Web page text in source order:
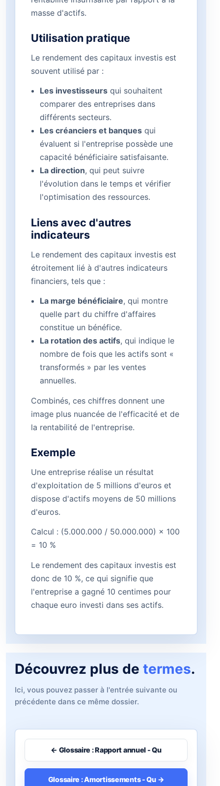
masse d'actifs.
Utilisation pratique
Le rendement des capitaux investis est
souvent utilisé par :
Les investisseursqui souhaitent
comparer des entreprises dans
différents secteurs.
Les créanciers et banquesqui
évaluent si l'entreprise possède une
capacité bénéficiaire satisfaisante.
La direction, qui peut suivre
l'évolution dans le temps et vérifier
l'optimisation des ressources.
Liens avec d'autres
indicateurs
Le rendement des capitaux investis est
étroitement lié à d'autres indicateurs
financiers, tels que :
La marge bénéficiaire, qui montre
quelle part du chiffre d'affaires
constitue un bénéfice.
La rotation des actifs, qui indique le
nombre de fois que les actifs sont «
transformés » par les ventes
annuelles.
Combinés, ces chiffres donnent une
image plus nuancée de l'efficacité et de
la rentabilité de l'entreprise.
Exemple
Une entreprise réalise un résultat
d'exploitation de 5 millions d'euros et
dispose d'actifs moyens de 50 millions
d'euros.
Calcul : (5.000.000 / 50.000.000) × 100
= 10 %
Le rendement des capitaux investis est
donc de 10 %, ce qui signifie que
l'entreprise a gagné 10 centimes pour
chaque euro investi dans ses actifs.
Découvrez plus de termes.
Ici, vous pouvez passer à l'entrée suivante ou
précédente dans ce même dossier.
← Glossaire : Rapport annuel - Qu
Glossaire : Amortissements - Qu →